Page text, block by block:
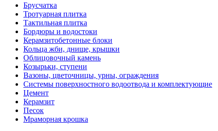
Брусчатка
Тротуарная плитка
Тактильная плитка
Бордюры и водостоки
Керамзитобетонные блоки
Кольца жби, днище, крышки
Облицовочный камень
Козырьки, ступени
Вазоны, цветочницы, урны, ограждения
Системы поверхностного водоотвода и комплектующие
Цемент
Керамзит
Песок
Мраморная крошка